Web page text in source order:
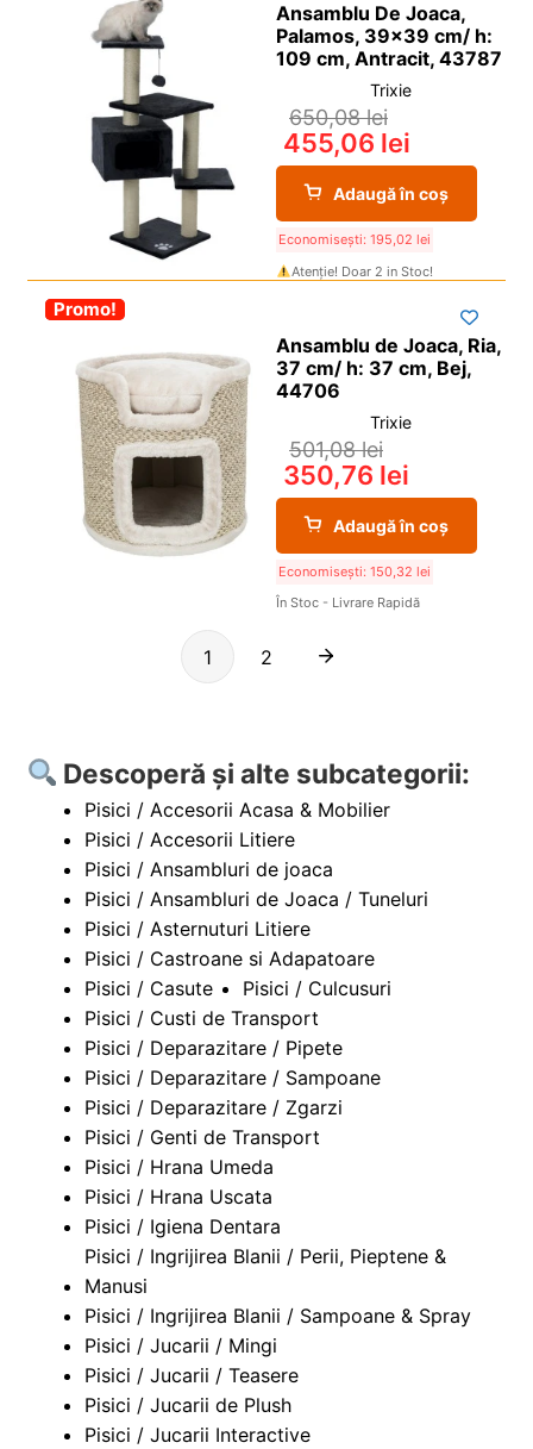
Ansamblu De Joaca,
Palamos, 39×39 cm/ h:
109 cm, Antracit, 43787
Trixie
650,08lei
455,06 lei
Adaugă în coș
Economisești: 195,02 lei
Atenție! Doar 2 in Stoc!
-30%
Promo!
Ansamblu de Joaca, Ria,
37 cm/ h: 37 cm, Bej,
44706
Trixie
501,08lei
350,76 lei
Adaugă în coș
Economisești: 150,32 lei
În Stoc - Livrare Rapidă
1 2
Descoperă și alte subcategorii:
Pisici / Accesorii Acasa & Mobilier
Pisici / Accesorii Litiere
Pisici / Ansambluri de joaca
Pisici / Ansambluri de Joaca / Tuneluri
Pisici / Asternuturi Litiere
Pisici / Castroane si Adapatoare
Pisici / Casute
Pisici / Culcusuri
Pisici / Custi de Transport
Pisici / Deparazitare / Pipete
Pisici / Deparazitare / Sampoane
Pisici / Deparazitare / Zgarzi
Pisici / Genti de Transport
Pisici / Hrana Umeda
Pisici / Hrana Uscata
Pisici / Igiena Dentara
Pisici / Ingrijirea Blanii / Perii, Pieptene &
Manusi
Pisici / Ingrijirea Blanii / Sampoane & Spray
Pisici / Jucarii / Mingi
Pisici / Jucarii / Teasere
Pisici / Jucarii de Plush
Pisici / Jucarii Interactive